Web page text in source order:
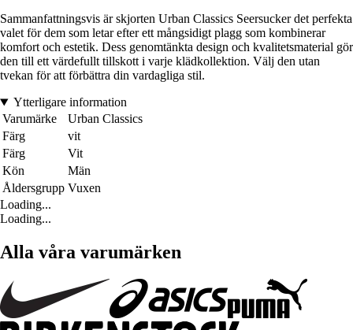
Sammanfattningsvis är skjorten Urban Classics Seersucker det perfekta
valet för dem som letar efter ett mångsidigt plagg som kombinerar
komfort och estetik. Dess genomtänkta design och kvalitetsmaterial gör
den till ett värdefullt tillskott i varje klädkollektion. Välj den utan
tvekan för att förbättra din vardagliga stil.
Ytterligare information
Varumärke
Urban Classics
Färg
vit
Färg
Vit
Kön
Män
Åldersgrupp Vuxen
Loading...
Loading...
Alla våra varumärken